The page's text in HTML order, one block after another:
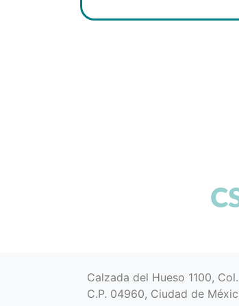
Calzada del Hueso 1100,
C.P. 04960, Ciudad de